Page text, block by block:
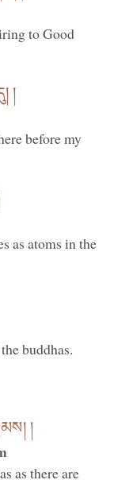
to Good
།
before my
as atoms in the
buddhas.
།
as there are